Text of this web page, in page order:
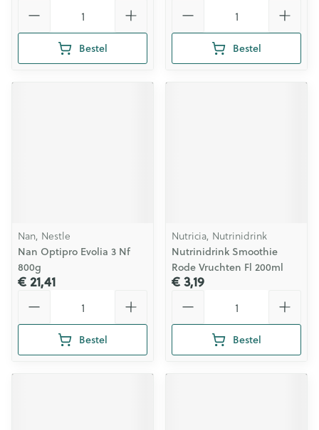
Bestel Bestel
Nan, Nestle
Nan Optipro Evolia 3 Nf
800g
€ 21,41
Bestel
Nutricia, Nutrinidrink
Nutrinidrink Smoothie
Rode Vruchten Fl 200ml
€ 3,19
Bestel